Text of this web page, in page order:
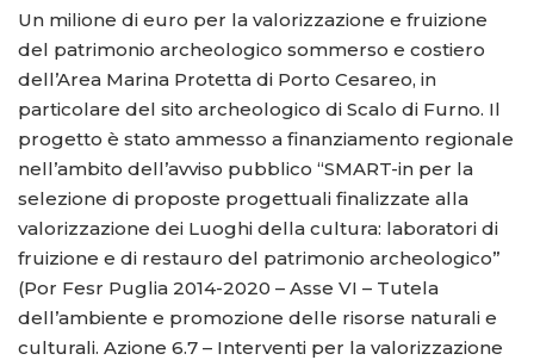
Un milione di euro per la valorizzazione e fruizione
del patrimonio archeologico sommerso e costiero
dell’Area Marina Protetta di Porto Cesareo, in
particolare del sito archeologico di Scalo di Furno. Il
progetto è stato ammesso a finanziamento regionale
nell’ambito dell’avviso pubblico “SMART-in per la
selezione di proposte progettuali finalizzate alla
valorizzazione dei Luoghi della cultura: laboratori di
fruizione e di restauro del patrimonio archeologico”
(Por Fesr Puglia 2014-2020 – Asse VI – Tutela
dell’ambiente e promozione delle risorse naturali e
culturali. Azione 6.7 – Interventi per la valorizzazione